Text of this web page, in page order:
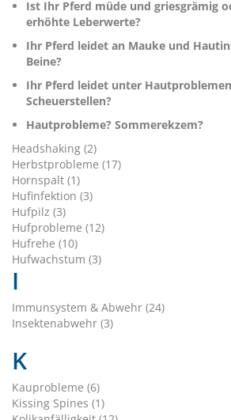
Ist Ihr Pferd müde und griesgrämig
erhöhte Leberwerte?
Ihr Pferd leidet an Mauke und
Beine?
Ihr Pferd leidet unter
Scheuerstellen?
Hautprobleme? Sommerekzem?
Headshaking (2)
Herbstprobleme (17)
Hornspalt (1)
Hufinfektion (3)
Hufpilz (3)
Hufprobleme (12)
Hufrehe (10)
Hufwachstum (3)
I
Immunsystem & Abwehr (24)
Insektenabwehr (3)
K
Kauprobleme (6)
Kissing Spines (1)